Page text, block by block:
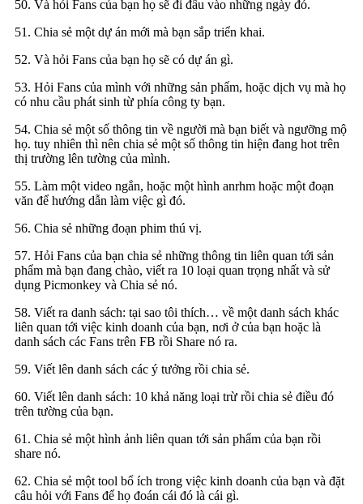
50. Và hỏi Fans của bạn họ sẽ đi đâu vào những ngày đó.
51. Chia sẻ một dự án mới mà bạn sắp triển khai.
52. Và hỏi Fans của bạn họ sẽ có dự án gì.
53. Hỏi Fans của mình với những sản phẩm, hoặc dịch vụ mà họ
có nhu cầu phát sinh từ phía công ty bạn.
54. Chia sẻ một số thông tin về người mà bạn biết và ngưỡng mộ
họ. tuy nhiên thì nên chia sẻ một số thông tin hiện đang hot trên
thị trường lên tường của mình.
55. Làm một video ngắn, hoặc một hình anrhm hoặc một đoạn
văn để hướng dẫn làm việc gì đó.
56. Chia sẻ những đoạn phim thú vị.
57. Hỏi Fans của bạn chia sẻ những thông tin liên quan tới sản
phẩm mà bạn đang chào, viết ra 10 loại quan trọng nhất và sử
dụng Picmonkey và Chia sẻ nó.
58. Viết ra danh sách: tại sao tôi thích… về một danh sách khác
liên quan tới việc kinh doanh của bạn, nơi ở của bạn hoặc là
danh sách các Fans trên FB rồi Share nó ra.
59. Viết lên danh sách các ý tưởng rồi chia sẻ.
60. Viết lên danh sách: 10 khả năng loại trừ rồi chia sẻ điều đó
trên tường của bạn.
61. Chia sẻ một hình ảnh liên quan tới sản phẩm của bạn rồi
share nó.
62. Chia sẻ một tool bổ ích trong việc kinh doanh của bạn và đặt
câu hỏi với Fans để họ đoán cái đó là cái gì.